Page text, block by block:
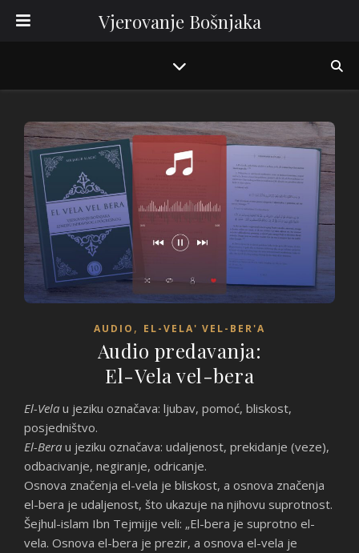
Vjerovanje Bošnjaka
AUDIO , EL-VELA' VEL-BER'A
Audio predavanja:
El-Vela vel-bera
El-Vela u jeziku označava: ljubav, pomoć, bliskost,
posjedništvo.
El-Bera u jeziku označava: udaljenost, prekidanje (veze),
odbacivanje, negiranje, odricanje.
Osnova značenja el-vela je bliskost, a osnova značenja
el-bera je udaljenost, što ukazuje na njihovu suprotnost.
Šejhul-islam Ibn Tejmijje veli: „El-bera je suprotno el-
vela. Osnova el-bera je prezir, a osnova el-vela je